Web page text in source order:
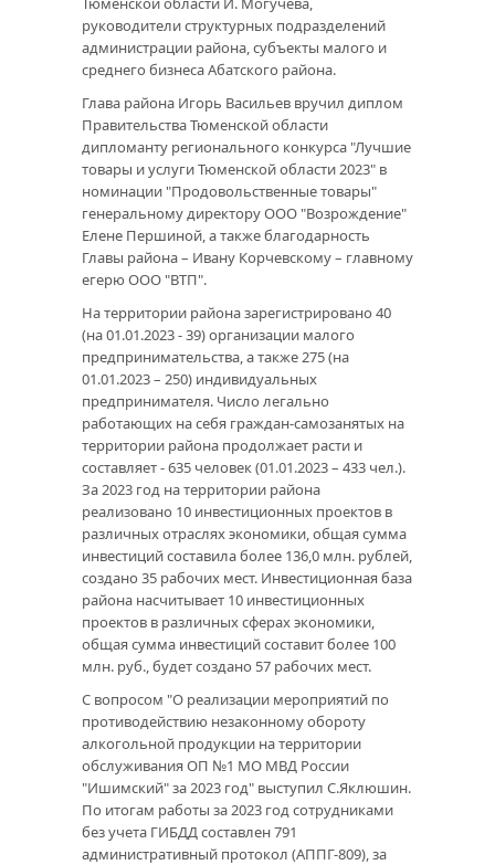
руководители структурных подразделений
администрации района, субъекты малого и
среднего бизнеса Абатского района.
Глава района Игорь Васильев вручил диплом
Правительства Тюменской области
дипломанту регионального конкурса "Лучшие
товары и услуги Тюменской области 2023" в
номинации "Продовольственные товары"
генеральному директору ООО "Возрождение"
Елене Першиной, а также благодарность
Главы района – Ивану Корчевскому – главному
егерю ООО "ВТП".
На территории района зарегистрировано 40
(на 01.01.2023 - 39) организации малого
предпринимательства, а также 275 (на
01.01.2023 – 250) индивидуальных
предпринимателя. Число легально
работающих на себя граждан-самозанятых на
территории района продолжает расти и
составляет - 635 человек (01.01.2023 – 433 чел.).
За 2023 год на территории района
реализовано 10 инвестиционных проектов в
различных отраслях экономики, общая сумма
инвестиций составила более 136,0 млн. рублей,
создано 35 рабочих мест. Инвестиционная база
района насчитывает 10 инвестиционных
проектов в различных сферах экономики,
общая сумма инвестиций составит более 100
млн. руб., будет создано 57 рабочих мест.
С вопросом "О реализации мероприятий по
противодействию незаконному обороту
алкогольной продукции на территории
обслуживания ОП №1 МО МВД России
"Ишимский" за 2023 год" выступил С.Яклюшин.
По итогам работы за 2023 год сотрудниками
без учета ГИБДД составлен 791
административный протокол (АППГ-809), за